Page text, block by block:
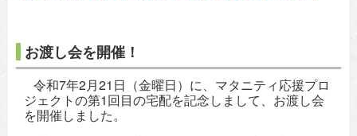
お渡し会を開催！
令和7年2月21日（金曜日）に、マタニティ応援プロ
ジェクトの第1回目の宅配を記念しまして、お渡し会
を開催しました。